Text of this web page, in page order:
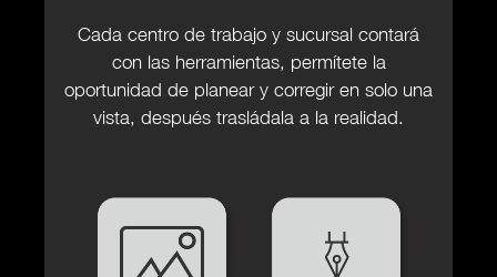
Cada centro de trabajo y sucursal contará
con las herramientas, permítete la
oportunidad de planear y corregir en solo una
vista, después trasládala a la realidad.